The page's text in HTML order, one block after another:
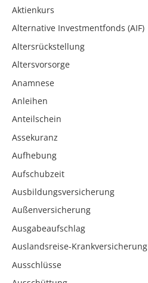
Aktienkurs
Alternative Investmentfonds (AIF)
Altersrückstellung
Altersvorsorge
Anamnese
Anleihen
Anteilschein
Assekuranz
Aufhebung
Aufschubzeit
Ausbildungsversicherung
Außenversicherung
Ausgabeaufschlag
Auslandsreise-Krankversicherung
Ausschlüsse